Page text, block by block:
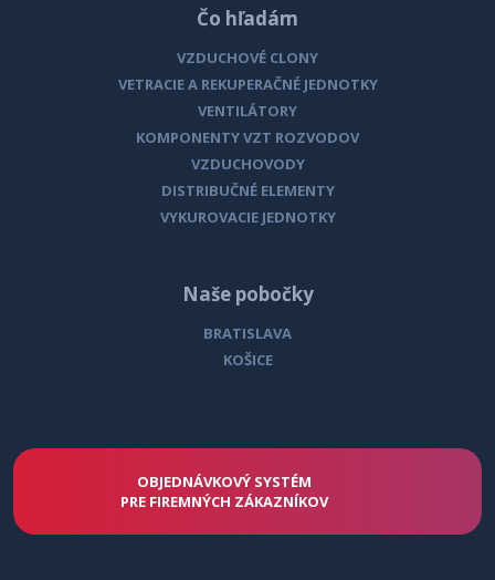
Čo hľadám
VZDUCHOVÉ CLONY
VETRACIE A REKUPERAČNÉ JEDNOTKY
VENTILÁTORY
KOMPONENTY VZT ROZVODOV
VZDUCHOVODY
DISTRIBUČNÉ ELEMENTY
VYKUROVACIE JEDNOTKY
Naše pobočky
BRATISLAVA
KOŠICE
OBJEDNÁVKOVÝ SYSTÉM
PRE FIREMNÝCH ZÁKAZNÍKOV